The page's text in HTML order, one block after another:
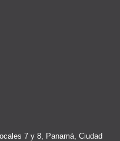
7 y 8, Panamá, Ciudad